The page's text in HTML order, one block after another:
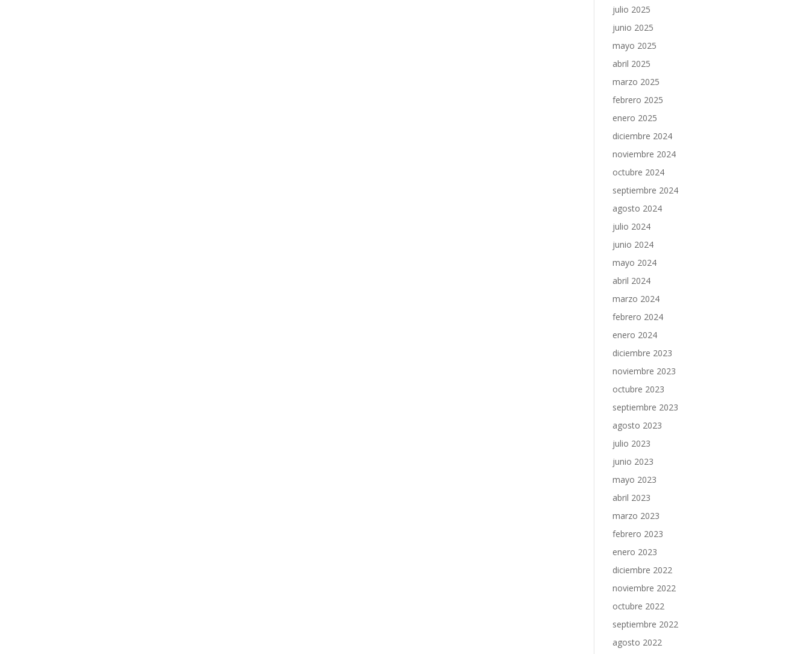
julio 2025
junio 2025
mayo 2025
abril 2025
marzo 2025
febrero 2025
enero 2025
diciembre 2024
noviembre 2024
octubre 2024
septiembre 2024
agosto 2024
julio 2024
junio 2024
mayo 2024
abril 2024
marzo 2024
febrero 2024
enero 2024
diciembre 2023
noviembre 2023
octubre 2023
septiembre 2023
agosto 2023
julio 2023
junio 2023
mayo 2023
abril 2023
marzo 2023
febrero 2023
enero 2023
diciembre 2022
noviembre 2022
octubre 2022
septiembre 2022
agosto 2022